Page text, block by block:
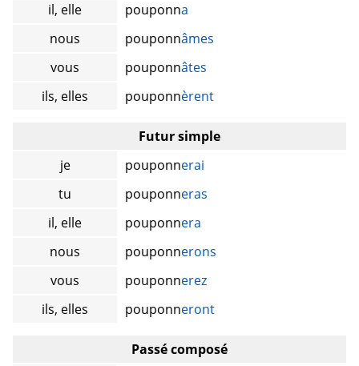
il, elle
pouponna
nous
pouponnâmes
vous
pouponnâtes
ils, elles
pouponnèrent
Futur simple
je
pouponnerai
tu
pouponneras
il, elle
pouponnera
nous
pouponnerons
vous
pouponnerez
ils, elles
pouponneront
Passé composé